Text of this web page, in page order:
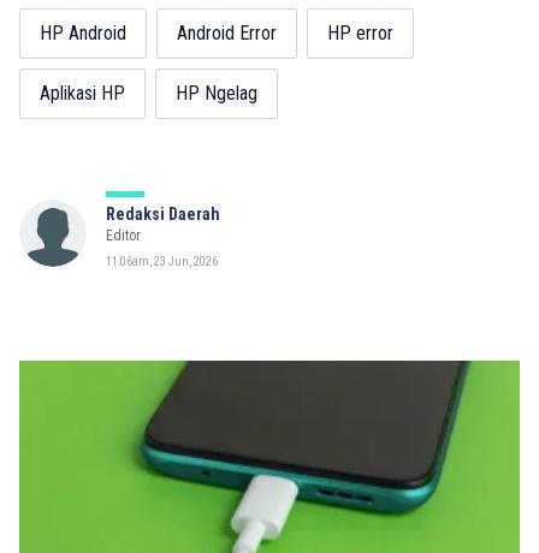
HP Android Android Error HP error
Aplikasi HP HP Ngelag
Redaksi Daerah
Editor
11:06am, 23 Jun, 2026